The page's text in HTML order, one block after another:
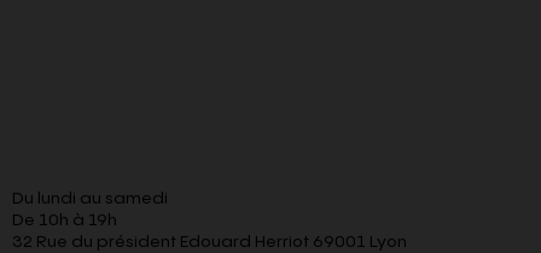
Du lundi au samedi
De 10h à 19h
32 Rue du président Edouard Herriot 69001 Lyon